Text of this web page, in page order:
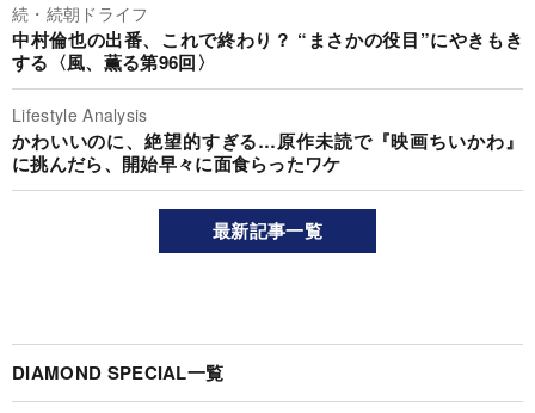
続・続朝ドライフ
中村倫也の出番、これで終わり？ “まさかの役目”にやきもき
する〈風、薫る第96回〉
Lifestyle Analysis
かわいいのに、絶望的すぎる…原作未読で『映画ちいかわ』
に挑んだら、開始早々に面食らったワケ
最新記事一覧
DIAMOND SPECIAL一覧